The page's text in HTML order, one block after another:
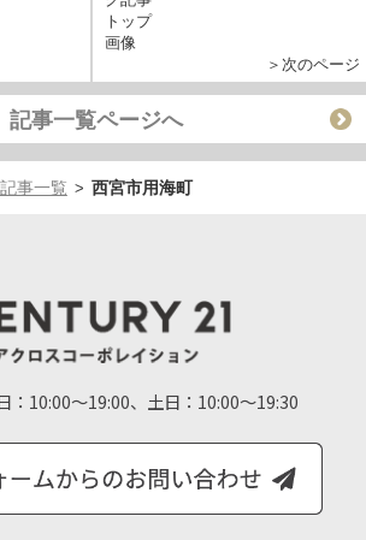
＞次のページ
記事一覧ページへ
事一覧 > 西宮市用海町
：10:00～19:00、土日：10:00～19:30